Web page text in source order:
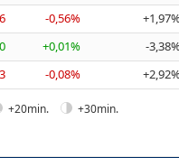
-0,56%
+0,01%
-
-0,08%
+20min.
+30min.